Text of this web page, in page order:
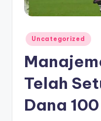
Posted
in
Uncategorized
Telah
Dana